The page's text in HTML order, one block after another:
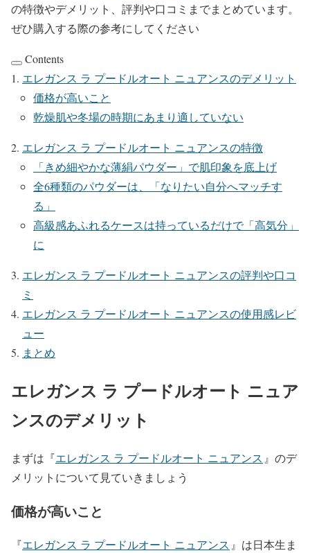
の特徴やデメリット、評判や口コミまでまとめています。
ぜひ購入する際の参考にしてください
Contents
エレガンス ラ プードルオート ニュアンスのデメリット
価格が高いこと
乾燥肌や冬場の時期にあまり適していない
エレガンス ラ プードルオート ニュアンスの特徴
「きめ細やかな薄絹パウダー」で肌印象を底上げ
全6種類のパウダーは、「なりたい自分へマッチす
る」
高級感あふれるケースは持っているだけで「高気分」
に
エレガンス ラ プードルオート ニュアンスの評判や口コ
ミ
エレガンス ラ プードルオート ニュアンスの使用感レビ
ュー
まとめ
エレガンス ラ プードルオート ニュア
ンスのデメリット
まずは『エレガンス ラ プードルオート ニュアンス 』 のデ
メリットについて見ていきましょう
価格が高いこと
『エレガンス ラ プードルオート ニュアンス 』は日本生ま